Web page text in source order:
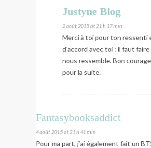
Justyne Blog
2 août 2015 at 21 h 17 min
Merci à toi pour ton ressenti
d’accord avec toi : il faut
nous ressemble. Bon
pour la suite.
Fantasybooksaddict
4 août 2015 at 21 h 41 min
Pour ma part, j’ai également fait un